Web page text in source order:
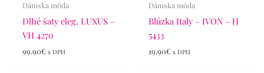
Dámska móda
Dlhé šaty eleg. LUXUS –
VH 4270
99.90€ s DPH
Dámska móda
Blúzka Italy – IVON – H
5433
19.90€ s DPH